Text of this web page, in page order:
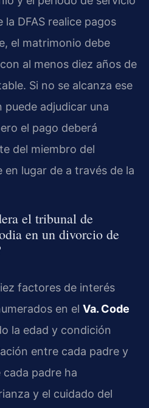
DFAS realice pagos
el matrimonio debe
al menos diez años de
Si no se alcanza ese
puede adjudicar una
el pago deberá
del miembro del
en lugar de a través de la
el tribunal de
en un divorcio de
factores de interés
en el Va. Code
la edad y condición
entre cada padre y
cada padre ha
y el cuidado del